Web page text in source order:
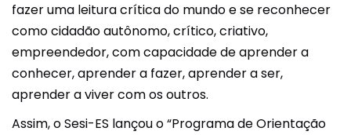
fazer uma leitura crítica do mundo e se reconhecer
como cidadão autônomo, crítico, criativo,
empreendedor, com capacidade de aprender a
conhecer, aprender a fazer, aprender a ser,
aprender a viver com os outros.
Assim, o Sesi-ES lançou o “Programa de Orientação